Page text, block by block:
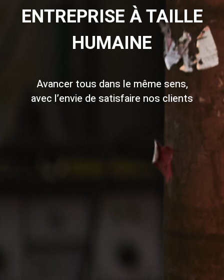
ENTREPRISE À TAILLE
HUMAINE
Avancer tous dans le même sens,
avec l’envie de satisfaire nos clients